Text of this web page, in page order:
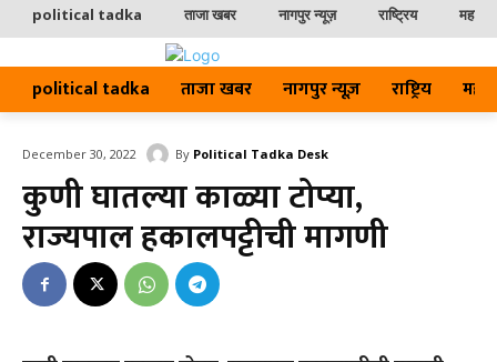
political tadka ताजा खबर नागपुर न्यूज़ राष्ट्रिय
political tadka ताजा खबर नागपुर न्यूज़ राष्ट्रिय
December 30, 2022 By Political Tadka Desk
कुणी घातल्या काळ्या टोप्या,
राज्यपाल हकालपट्टीची मागणी